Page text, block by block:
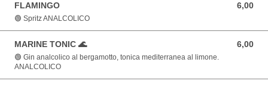
FLAMINGO 6,00
6,00 EUR
🟢 Spritz ANALCOLICO
MARINE TONIC 🌊 6,00
6,00 EUR
🟢 Gin analcolico al bergamotto, tonica mediterranea al limone.
ANALCOLICO